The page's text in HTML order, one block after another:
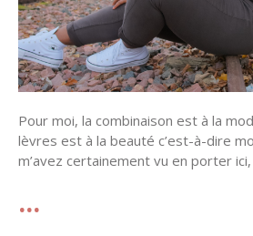
Pour moi, la combinaison est à la
lèvres est à la beauté c’est-à-dire
m’avez certainement vu en porter